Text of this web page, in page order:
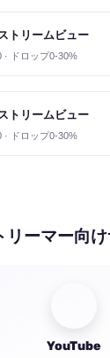
トリームビュー
· ドロップ0-30%
トリームビュー
· ドロップ0-30%
リーマー向
YouTube